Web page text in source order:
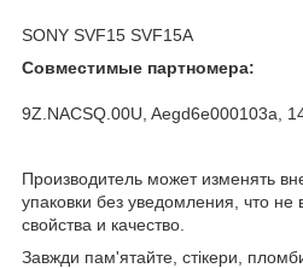
SONY SVF15 SVF15A
Совместимые партномера:
9Z.NACSQ.00U, Aegd6e000103a,
Производитель может изменять
упаковки без уведомления, что не
свойства и качество.
Завжди пам'ятайте, стікери,